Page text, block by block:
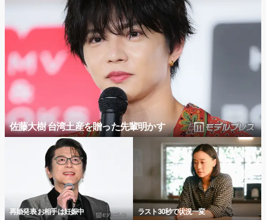
佐藤大樹 台湾土産を贈った先輩明かす
再婚発表 お相手は妊娠中 ラスト30秒で状況一変